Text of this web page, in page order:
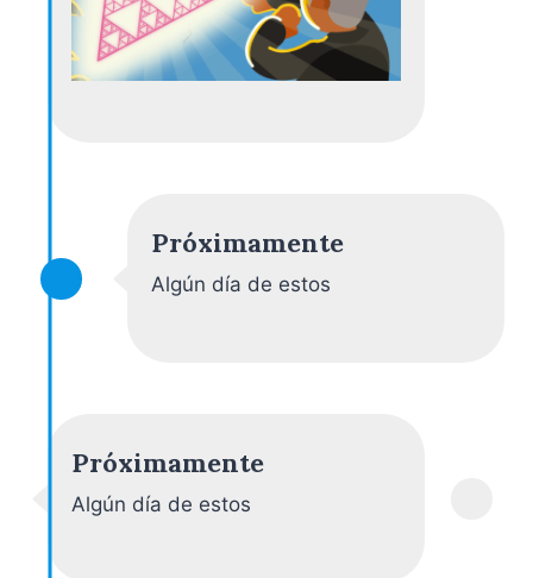
Próximamente
Algún día de estos
Próximamente
Algún día de estos